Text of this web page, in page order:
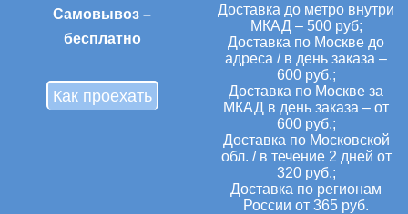
Самовывоз –
бесплатно
Как проехать
Доставка до метро внутри
МКАД – 500 руб;
Доставка по Москве до
адреса / в день заказа –
600 руб.;
Доставка по Москве за
МКАД в день заказа – от
600 руб.;
Доставка по Московской
обл. / в течение 2 дней от
320 руб.;
Доставка по регионам
России от 365 руб.